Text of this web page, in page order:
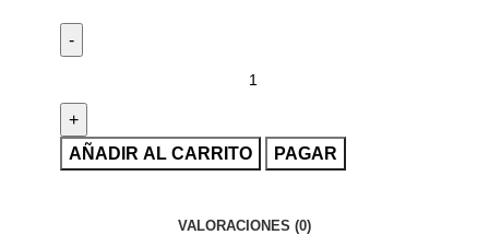
AÑADIR AL CARRITO PAGAR
VALORACIONES (0)